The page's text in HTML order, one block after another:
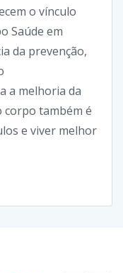
o vínculo
Saúde em
da prevenção,
a melhoria da
também é
e viver melhor